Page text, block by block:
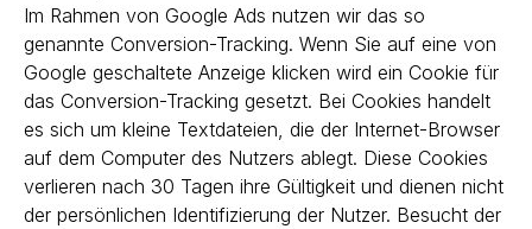
Im Rahmen von Google Ads nutzen wir das so
genannte Conversion-Tracking. Wenn Sie auf eine von
Google geschaltete Anzeige klicken wird ein Cookie für
das Conversion-Tracking gesetzt. Bei Cookies handelt
es sich um kleine Textdateien, die der Internet-Browser
auf dem Computer des Nutzers ablegt. Diese Cookies
verlieren nach 30 Tagen ihre Gültigkeit und dienen nicht
der persönlichen Identifizierung der Nutzer. Besucht der